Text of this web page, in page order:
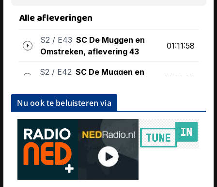
Nu ook te beluisteren via